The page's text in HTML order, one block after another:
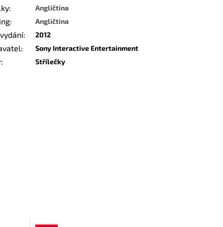
: Angličtina
: Angličtina
: 2012
: Sony Interactive Entertainment
: Střílečky